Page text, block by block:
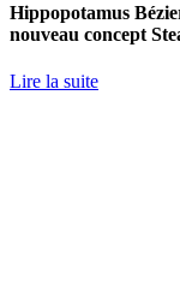
Hippopotamus
nouveau concept
Lire la suite